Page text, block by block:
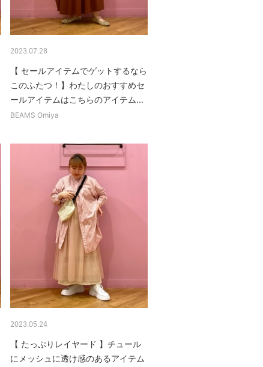
2023.07.28
【 セールアイテムでゲットするなら
このふたつ！】わたしのおすすめセ
ールアイテムはこちらのアイテム...
BEAMS Omiya
2023.05.24
【 たっぷりレイヤード 】チュール
にメッシュに透け感のあるアイテム